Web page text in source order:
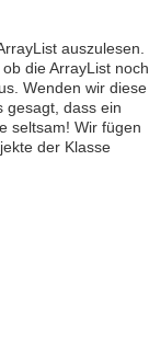
auszulesen.
die ArrayList noch
Wenden wir diese
gesagt, dass ein
seltsam! Wir fügen
der Klasse